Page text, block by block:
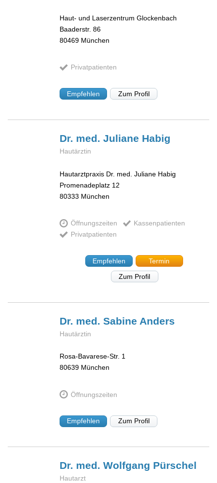
Haut- und Laserzentrum Glockenbach
Baaderstr. 86
80469 München
Privatpatienten
Empfehlen Zum Profil
Dr. med. Juliane Habig
Hautärztin
Hautarztpraxis Dr. med. Juliane Habig
Promenadeplatz 12
80333 München
Öffnungszeiten
Kassenpatienten
Privatpatienten
Empfehlen
Termin
Zum Profil
Dr. med. Sabine Anders
Hautärztin
Rosa-Bavarese-Str. 1
80639 München
Öffnungszeiten
Empfehlen Zum Profil
Dr. med. Wolfgang Pürschel
Hautarzt